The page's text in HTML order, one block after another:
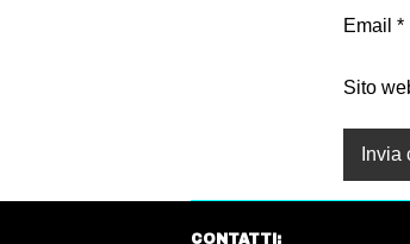
Email *
Sito
CONTATTI: